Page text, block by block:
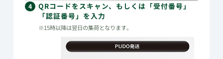
4
QRコードをスキャン、もしくは「受付番号」
「認証番号」を入力
※15時以降は翌日の集荷となります。